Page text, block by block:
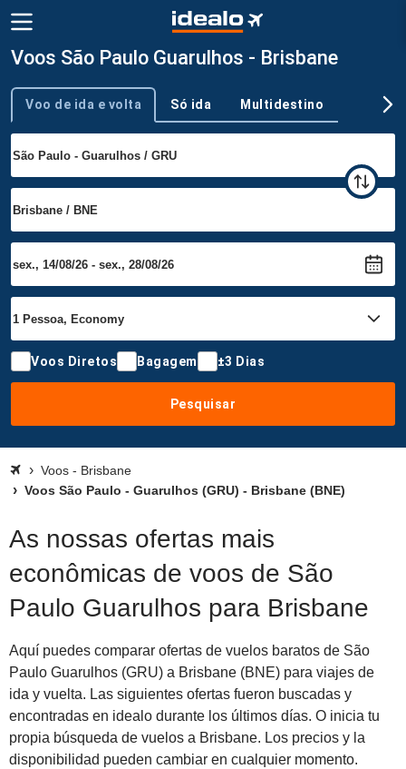
Voos São Paulo Guarulhos - Brisbane
Tipo de viagem
Voo de ida e volta Só ida Multidestino
Voos Diretos Bagagem ±3 Dias
Pesquisar
Voos - Brisbane
Voos São Paulo - Guarulhos (GRU) - Brisbane (BNE)
As nossas ofertas mais
econômicas de voos de São
Paulo Guarulhos para Brisbane
Aquí puedes comparar ofertas de vuelos baratos de São
Paulo Guarulhos (GRU) a Brisbane (BNE) para viajes de
ida y vuelta. Las siguientes ofertas fueron buscadas y
encontradas en idealo durante los últimos días. O inicia tu
propia búsqueda de vuelos a Brisbane. Los precios y la
disponibilidad pueden cambiar en cualquier momento.